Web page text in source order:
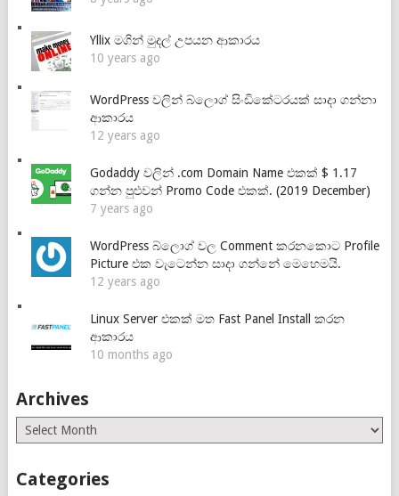
Yllix මගින් මුදල් උපයන ආකාරය
10 years ago
WordPress වලින් බ්ලොග් සිංඩිකේටරයක් සාදා ගන්නා
ආකාරය
12 years ago
Godaddy වලින් .com Domain Name එකක් $ 1.17
ගන්න පුළුවන් Promo Code එකක්. (2019 December)
7 years ago
WordPress බ්ලොග් වල Comment කරනකොට Profile
Picture එක වැටෙන්න සාදා ගන්නේ මෙහෙමයි.
12 years ago
Linux Server එකක් මත Fast Panel Install කරන
ආකාරය
10 months ago
Archives
Archives
Categories